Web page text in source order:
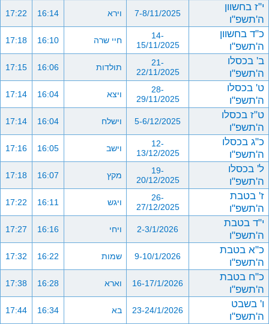
י"ז בחשוון
ה'תשפ"ו
7-8/11/2025 וירא 16:14
17:22
כ"ד בחשוון
ה'תשפ"ו
14-
15/11/2025
חיי שרה 16:10
17:18
ב' בכסלו
ה'תשפ"ו
21-
22/11/2025
תולדות 16:06
17:15
ט' בכסלו
ה'תשפ"ו
28-
29/11/2025
ויצא 16:04
17:14
ט"ז בכסלו
ה'תשפ"ו
5-6/12/2025 וישלח 16:04
17:14
כ"ג בכסלו
ה'תשפ"ו
12-
13/12/2025
וישב 16:05
17:16
ל' בכסלו
ה'תשפ"ו
19-
20/12/2025
מקץ 16:07
17:18
ז' בטבת
ה'תשפ"ו
26-
27/12/2025
ויגש 16:11
17:22
י"ד בטבת
ה'תשפ"ו
2-3/1/2026 ויחי 16:16
17:27
כ"א בטבת
ה'תשפ"ו
9-10/1/2026 שמות 16:22
17:32
כ"ח בטבת
ה'תשפ"ו
16-17/1/2026 וארא 16:28
17:38
ו' בשבט
ה'תשפ"ו
23-24/1/2026 בא 16:34
17:44